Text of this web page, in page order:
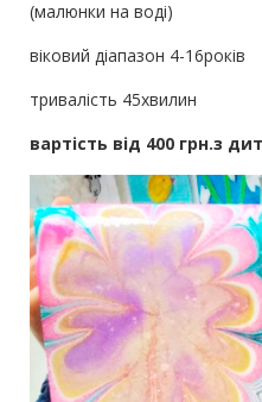
(малюнки на воді)
віковий діапазон 4-16років
тривалість 45хвилин
вартість від 400 грн.з